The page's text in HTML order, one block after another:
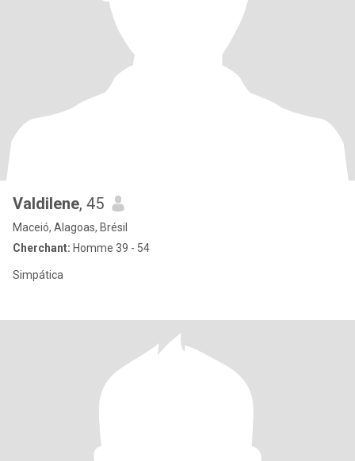
Valdilene, 45
Maceió, Alagoas, Brésil
Cherchant: Homme 39 - 54
Simpática